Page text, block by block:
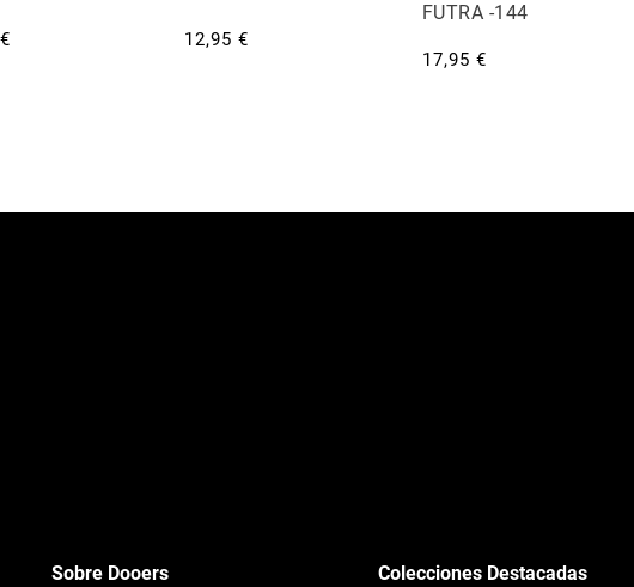
12,95 €
FUTRA -144
17,95 €
Sobre Dooers
Colecciones Destacadas